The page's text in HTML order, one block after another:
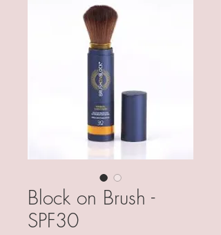
Block on Brush -
SPF30